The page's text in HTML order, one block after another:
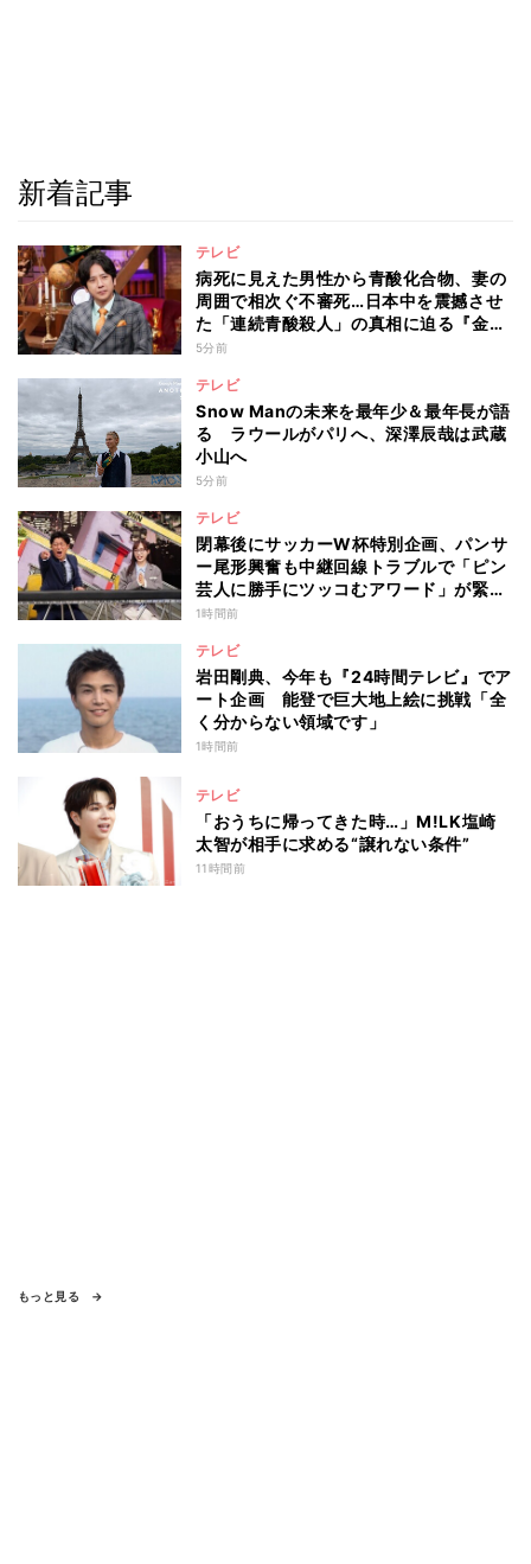
新着記事
テレビ
病死に見えた男性から青酸化合物、妻の
周囲で相次ぐ不審死…日本中を震撼させ
た「連続青酸殺人」の真相に迫る『金曜
ミステリークラブ!!!』
5分前
テレビ
Snow Manの未来を最年少＆最年長が語
る ラウールがパリへ、深澤辰哉は武蔵
小山へ
5分前
テレビ
閉幕後にサッカーW杯特別企画、パンサ
ー尾形興奮も中継回線トラブルで「ピン
芸人に勝手にツッコむアワード」が緊急
開幕『脱力タイムズ』
1時間前
テレビ
岩田剛典、今年も『24時間テレビ』でア
ート企画 能登で巨大地上絵に挑戦「全
く分からない領域です」
1時間前
テレビ
「おうちに帰ってきた時…」M!LK塩崎
太智が相手に求める“譲れない条件”
11時間前
もっと見る